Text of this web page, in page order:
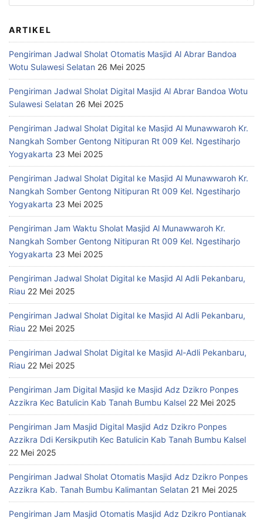
ARTIKEL
Pengiriman Jadwal Sholat Otomatis Masjid Al Abrar Bandoa
Wotu Sulawesi Selatan 26 Mei 2025
Pengiriman Jadwal Sholat Digital Masjid Al Abrar Bandoa Wotu
Sulawesi Selatan 26 Mei 2025
Pengiriman Jadwal Sholat Digital ke Masjid Al Munawwaroh Kr.
Nangkah Somber Gentong Nitipuran Rt 009 Kel. Ngestiharjo
Yogyakarta 23 Mei 2025
Pengiriman Jadwal Sholat Digital ke Masjid Al Munawwaroh Kr.
Nangkah Somber Gentong Nitipuran Rt 009 Kel. Ngestiharjo
Yogyakarta 23 Mei 2025
Pengiriman Jam Waktu Sholat Masjid Al Munawwaroh Kr.
Nangkah Somber Gentong Nitipuran Rt 009 Kel. Ngestiharjo
Yogyakarta 23 Mei 2025
Pengiriman Jadwal Sholat Digital ke Masjid Al Adli Pekanbaru,
Riau 22 Mei 2025
Pengiriman Jadwal Sholat Digital ke Masjid Al Adli Pekanbaru,
Riau 22 Mei 2025
Pengiriman Jadwal Sholat Digital ke Masjid Al-Adli Pekanbaru,
Riau 22 Mei 2025
Pengiriman Jam Digital Masjid ke Masjid Adz Dzikro Ponpes
Azzikra Kec Batulicin Kab Tanah Bumbu Kalsel 22 Mei 2025
Pengiriman Jam Masjid Digital Masjid Adz Dzikro Ponpes
Azzikra Ddi Kersikputih Kec Batulicin Kab Tanah Bumbu Kalsel
22 Mei 2025
Pengiriman Jadwal Sholat Otomatis Masjid Adz Dzikro Ponpes
Azzikra Kab. Tanah Bumbu Kalimantan Selatan 21 Mei 2025
Pengiriman Jam Masjid Otomatis Masjid Adz Dzikro Pontianak